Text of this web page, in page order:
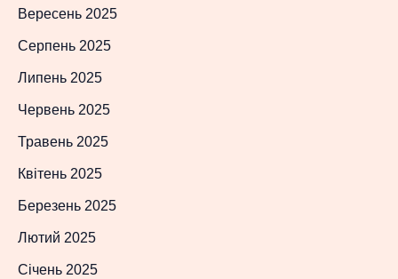
Вересень 2025
Серпень 2025
Липень 2025
Червень 2025
Травень 2025
Квітень 2025
Березень 2025
Лютий 2025
Січень 2025